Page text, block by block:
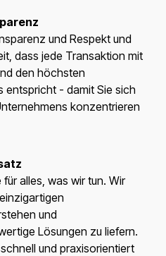
und Respekt und
dass jede Transaktion mit
den höchsten
entspricht - damit Sie sich
konzentrieren
alles, was wir tun. Wir
und
Lösungen zu liefern.
und praxisorientiert